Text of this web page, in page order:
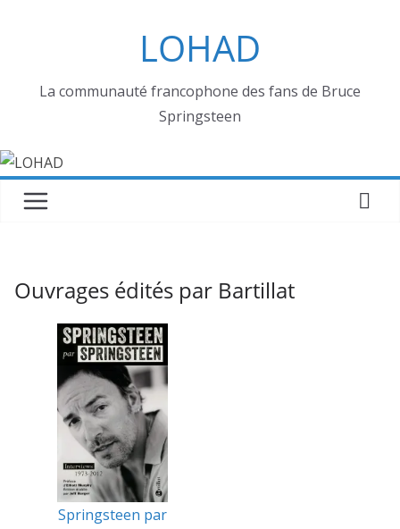
LOHAD
La communauté francophone des fans de Bruce
Springsteen
Ouvrages édités par Bartillat
Springsteen par